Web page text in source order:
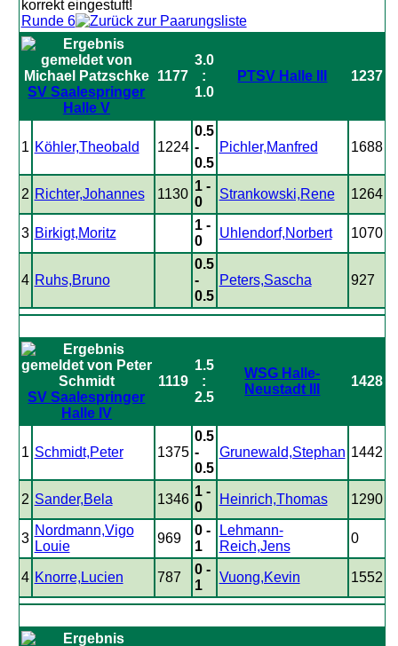
Runde 6
SV Saalespringer
Halle V
1177
3.0
:
1.0
PTSV Halle III 1237
1 Köhler,Theobald 1224
0.5
-
0.5
Pichler,Manfred 1688
2 Richter,Johannes 1130
1 -
0
Strankowski,Rene 1264
3 Birkigt,Moritz
1 -
0
Uhlendorf,Norbert 1070
4 Ruhs,Bruno
0.5
-
0.5
Peters,Sascha 927
SV Saalespringer
Halle IV
1119
1.5
:
2.5
WSG Halle-
Neustadt III
1428
1 Schmidt,Peter 1375
0.5
-
0.5
Grunewald,Stephan 1442
2 Sander,Bela 1346
1 -
0
Heinrich,Thomas 1290
3
Nordmann,Vigo
Louie
969
0 -
1
Lehmann-
Reich,Jens
0
4 Knorre,Lucien 787
0 -
1
Vuong,Kevin 1552